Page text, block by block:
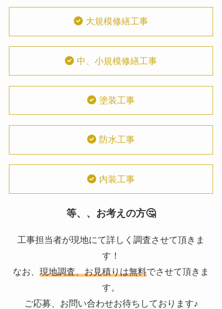
大規模修繕工事
中、小規模修繕工事
塗装工事
防水工事
内装工事
等、、お考えの方🤔
工事担当者が現地にて詳しく調査させて頂きま
す！
なお、 現地調査、お見積りは無料でさせて頂きま
す。
ご応募、お問い合わせお待ちしております♪